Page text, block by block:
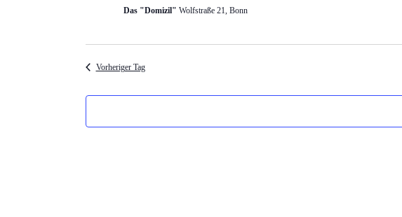
Das "Domizil" Wolfstraße 21, Bonn
Vorheriger Tag